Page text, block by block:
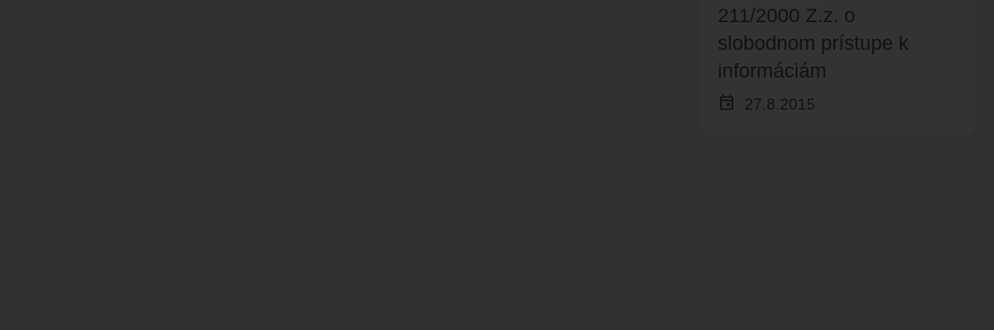
ROZVOJOVÉ LOKALITY
211/2000 Z.z. o
slobodnom prístupe k
informáciám
event
27.8.2015